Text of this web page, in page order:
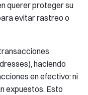
querer proteger su
evitar rastreo o
haciendo
en efectivo: ni
expuestos. Esto